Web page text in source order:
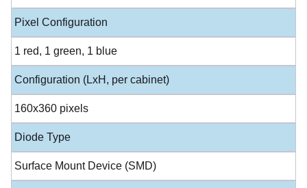
Pixel Configuration
1 red, 1 green, 1 blue
Configuration (LxH, per cabinet)
160x360 pixels
Diode Type
Surface Mount Device (SMD)